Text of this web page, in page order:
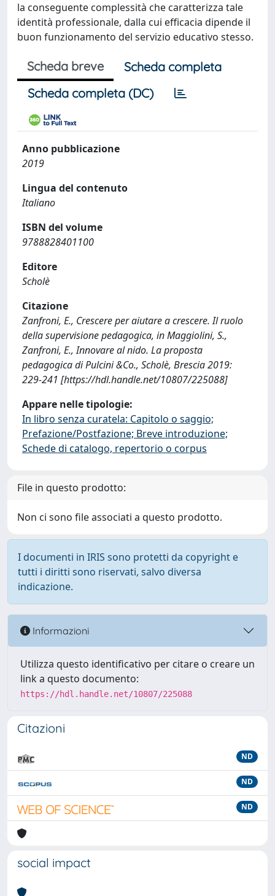
la conseguente complessità che caratterizza tale
identità professionale, dalla cui efficacia dipende il
buon funzionamento del servizio educativo stesso.
Scheda breve
Scheda completa
Scheda completa (DC)
Anno pubblicazione
2019
Lingua del contenuto
Italiano
ISBN del volume
9788828401100
Editore
Scholè
Citazione
Zanfroni, E., Crescere per aiutare a crescere. Il ruolo
della supervisione pedagogica, in Maggiolini, S.,
Zanfroni, E., Innovare al nido. La proposta
pedagogica di Pulcini &Co., Scholè, Brescia 2019:
229-241 [https://hdl.handle.net/10807/225088]
Appare nelle tipologie:
In libro senza curatela: Capitolo o saggio;
Prefazione/Postfazione; Breve introduzione;
Schede di catalogo, repertorio o corpus
File in questo prodotto:
Non ci sono file associati a questo prodotto.
I documenti in IRIS sono protetti da copyright e
tutti i diritti sono riservati, salvo diversa
indicazione.
Informazioni
Utilizza questo identificativo per citare o creare un
link a questo documento:
https://hdl.handle.net/10807/225088
Citazioni
ND
ND
ND
social impact